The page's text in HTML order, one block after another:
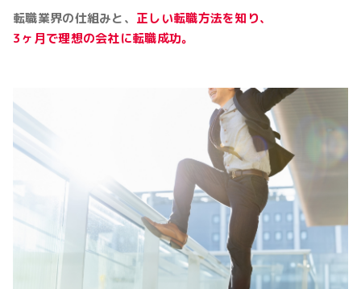
転職業界の仕組みと、 正しい転職方法を知り、
3ヶ月で理想の会社に転職成功。